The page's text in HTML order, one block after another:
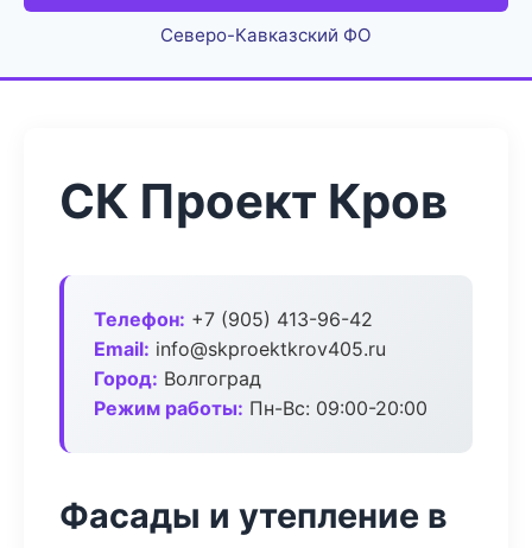
Северо-Кавказский ФО
СК Проект Кров
Телефон: +7 (905) 413-96-42
Email: info@skproektkrov405.ru
Город: Волгоград
Режим работы: Пн-Вс: 09:00-20:00
Фасады и утепление в